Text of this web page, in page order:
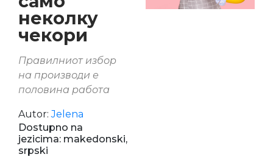
неколку
чекори
Правилниот избор
на производи е
половина работа
Autor:Jelena
Dostupno na
jezicima: makedonski,
srpski